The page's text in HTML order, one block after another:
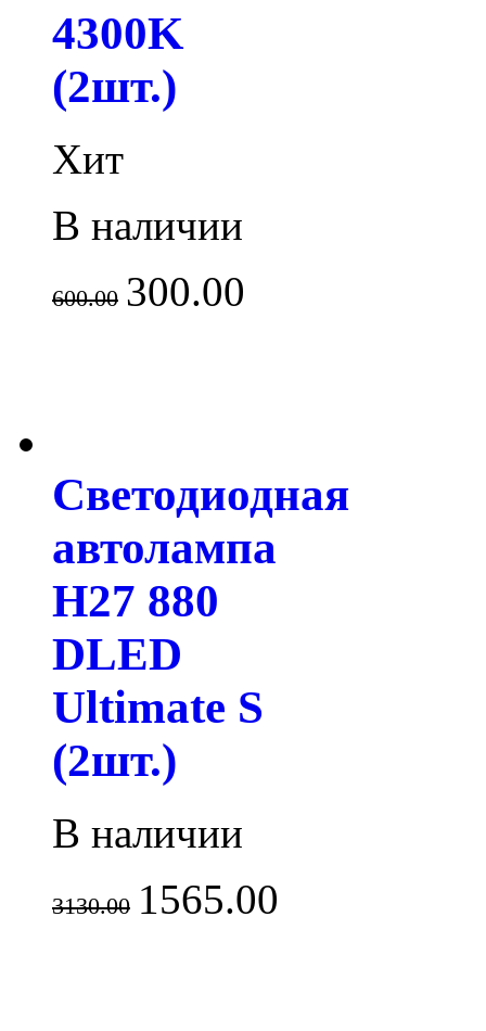
4300K
(2шт.)
Хит
В наличии
600.00 300.00
Светодиодная
автолампа
H27 880
DLED
Ultimate S
(2шт.)
В наличии
3130.00 1565.00